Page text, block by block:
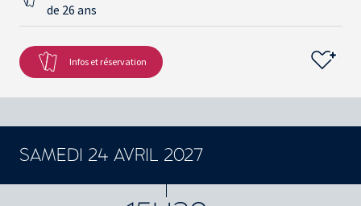
de 26 ans
Infos et réservation
SAMEDI 24 AVRIL 2027